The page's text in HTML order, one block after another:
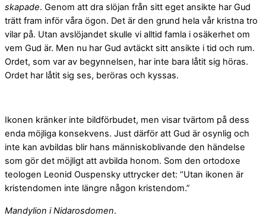
skapade. Genom att dra slöjan från sitt eget ansikte har Gud
trätt fram inför våra ögon. Det är den grund hela vår kristna tro
vilar på. Utan avslöjandet skulle vi alltid famla i osäkerhet om
vem Gud är. Men nu har Gud avtäckt sitt ansikte i tid och rum.
Ordet, som var av begynnelsen, har inte bara låtit sig höras.
Ordet har låtit sig ses, beröras och kyssas.
Ikonen kränker inte bildförbudet, men visar tvärtom på dess
enda möjliga konsekvens. Just därför att Gud är osynlig och
inte kan avbildas blir hans människoblivande den händelse
som gör det möjligt att avbilda honom. Som den ortodoxe
teologen Leonid Ouspensky uttrycker det: “Utan ikonen är
kristendomen inte längre någon kristendom.”
Mandylion i Nidarosdomen.